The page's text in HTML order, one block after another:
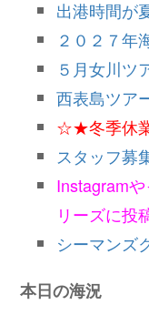
出港時間が
２０２７年
５月女川ツ
西表島ツア
☆★冬季休
スタッフ募
Instagram
リーズに投
シーマンズ
本日の海況